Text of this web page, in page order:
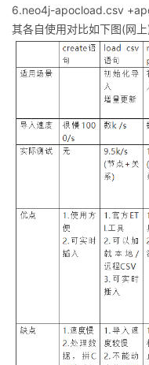
者
坛
圈
的
我
动
关
的
我
6.neo4j-apocload.csv
其各自使用对比如下图(网上)